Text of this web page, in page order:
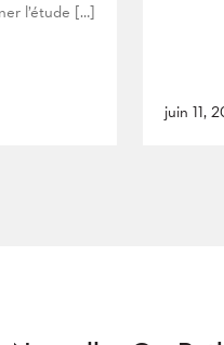
l’étude […]
juin 11,